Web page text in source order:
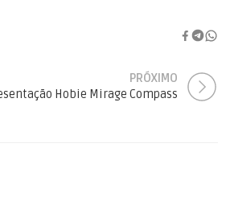
PRÓXIMO
Hobie Mirage Compass